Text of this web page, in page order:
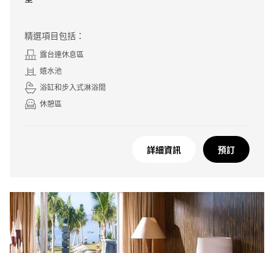
精選項目包括：
露台連休息區
嬉水池
浴缸和步入式淋浴間
休憩區
詳細資訊 預訂